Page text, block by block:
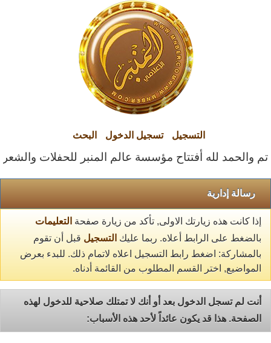
التسجيل تسجيل الدخول البحث
تم والحمد لله أفتتاح مؤسسة عالم المنبر للحفلات
رسالة إدارية
إذا كانت هذه زيارتك الاولى, تأكد من زيارة صفحة التعليمات
بالضغط على الرابط أعلاه. ربما عليك التسجيل قبل أن تقوم
بالمشاركة: اضغط رابط التسجيل اعلاه لاتمام ذلك. للبدء بعرض
المواضيع, اختر القسم المطلوب من القائمة أدناه.
أنت لم تسجل الدخول بعد أو أنك لا تمتلك صلاحية للدخول لهذه
الصفحة. هذا قد يكون عائداً لأحد هذه الأسباب: